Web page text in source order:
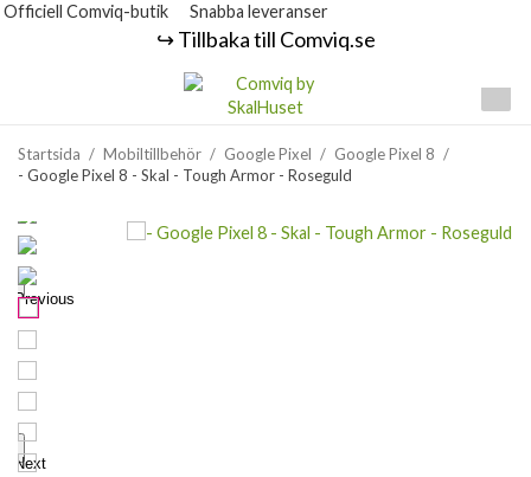
Officiell Comviq-butik Snabba leveranser
↪️ Tillbaka till Comviq.se
Startsida / Mobiltillbehör / Google Pixel / Google Pixel 8 /
- Google Pixel 8 - Skal - Tough Armor - Roseguld
Previous
Next